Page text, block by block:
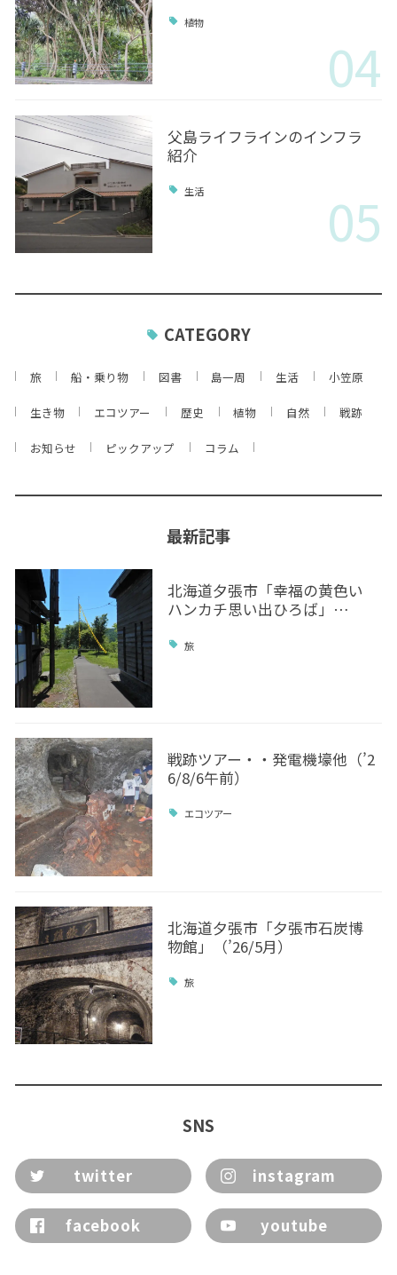
植物
04
父島ライフラインのインフラ
紹介
生活 05
CATEGORY
旅 船・乗り物 図書 島一周 生活 小笠原
生き物 エコツアー 歴史 植物 自然 戦跡
お知らせ ピックアップ コラム
最新記事
北海道夕張市「幸福の黄色い
ハンカチ思い出ひろば」…
旅
戦跡ツアー・・発電機壕他（’2
6/8/6午前）
エコツアー
北海道夕張市「夕張市石炭博
物館」（’26/5月）
旅
SNS
twitter instagram
facebook youtube